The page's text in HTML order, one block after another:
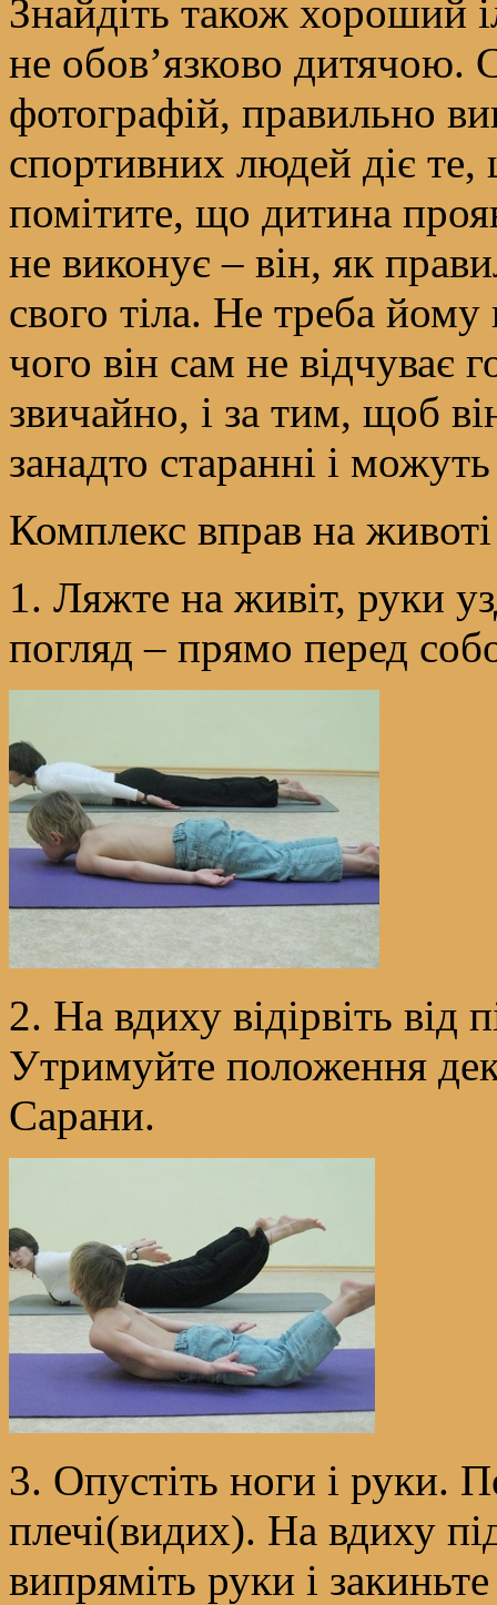
Знайдіть також хороший
не обов’язково дитячою.
фотографій, правильно
спортивних людей діє
помітите, що дитина
не виконує – він, як
свого тіла. Не треба йому
чого він сам не відчуває
звичайно, і за тим, щоб
занадто старанні і
Комплекс вправ на животі
1. Ляжте на живіт, руки
погляд – прямо перед
2. На вдиху відірвіть від
Утримуйте положення
Сарани.
3. Опустіть ноги і руки.
плечі(видих). На вдиху
випряміть руки і